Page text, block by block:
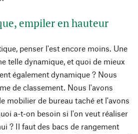
empiler en hauteur
penser l'est encore moins. Une
telle dynamique, et quoi de mieux
également dynamique ? Nous
de classement. Nous l'avons
mobilier de bureau taché et l'avons
a-t-on besoin si l'on veut réaliser
? Il faut des bacs de rangement